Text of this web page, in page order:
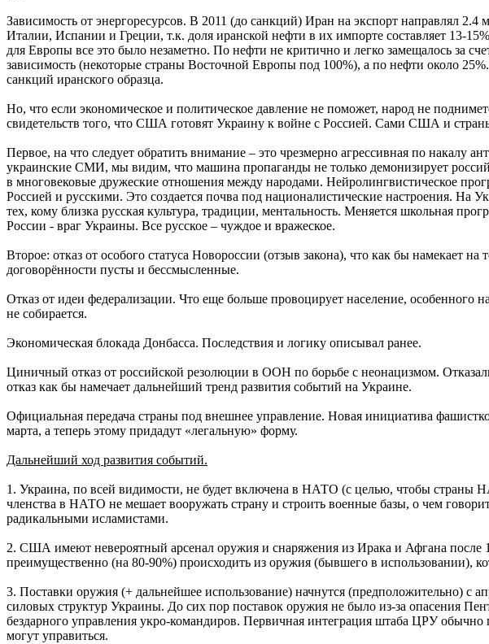
Зависимость от энергоресурсов. В 2011 (до санкций) Иран на экспорт направлял
Италии, Испании и Греции, т.к. доля иранской нефти в их импорте составляет 13-
для Европы все это было незаметно. По нефти не критично и легко замещалось за
зависимость (некоторые страны Восточной Европы под 100%), а по нефти около
санкций иранского образца.
Но, что если экономическое и политическое давление не поможет, народ не
свидетельств того, что США готовят Украину к войне с Россией. Сами США и
Первое, на что следует обратить внимание – это чрезмерно агрессивная по накалу
украинские СМИ, мы видим, что машина пропаганды не только демонизирует
в многовековые дружеские отношения между народами. Нейролингвистическое
Россией и русскими. Это создается почва под националистические настроения. На
тех, кому близка русская культура, традиции, ментальность. Меняется школьная
России - враг Украины. Все русское – чуждое и вражеское.
Второе: отказ от особого статуса Новороссии (отзыв закона), что как бы намекает
договорённости пусты и бессмысленные.
Отказ от идеи федерализации. Что еще больше провоцирует население, особенного
не собирается.
Экономическая блокада Донбасса. Последствия и логику описывал ранее.
Циничный отказ от российской резолюции в ООН по борьбе с неонацизмом.
отказ как бы намечает дальнейший тренд развития событий на Украине.
Официальная передача страны под внешнее управление. Новая инициатива
марта, а теперь этому придадут «легальную» форму.
Дальнейший ход развития событий.
1. Украина, по всей видимости, не будет включена в НАТО (с целью, чтобы
членства в НАТО не мешает вооружать страну и строить военные базы, о чем
радикальными исламистами.
2. США имеют невероятный арсенал оружия и снаряжения из Ирака и Афгана после
преимущественно (на 80-90%) происходить из оружия (бывшего в использовании),
3. Поставки оружия (+ дальнейшее использование) начнутся (предположительно)
силовых структур Украины. До сих пор поставок оружия не было из-за опасения
бездарного управления укро-командиров. Первичная интеграция штаба ЦРУ обычно
могут управиться.